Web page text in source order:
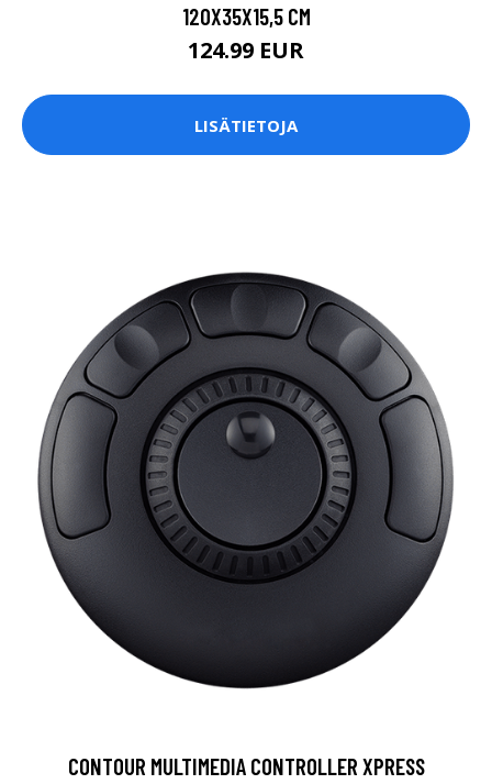
120X35X15,5 CM
124.99 EUR
LISÄTIETOJA
CONTOUR MULTIMEDIA CONTROLLER XPRESS